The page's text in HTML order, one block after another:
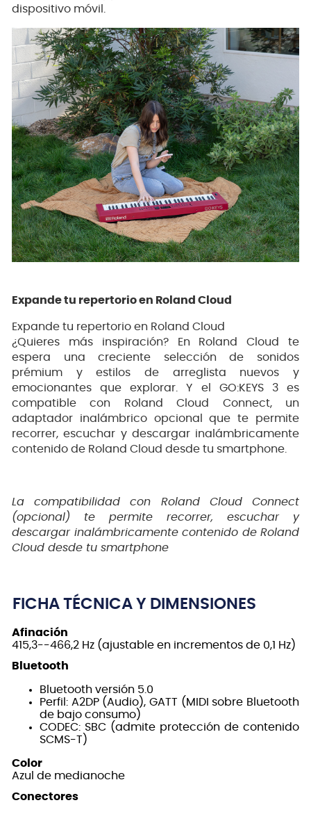
dispositivo móvil.
Expande tu repertorio en Roland Cloud
Expande tu repertorio en Roland Cloud
¿Quieres más inspiración? En Roland Cloud te
espera una creciente selección de sonidos
prémium y estilos de arreglista nuevos y
emocionantes que explorar. Y el GO:KEYS 3 es
compatible con Roland Cloud Connect, un
adaptador inalámbrico opcional que te permite
recorrer, escuchar y descargar inalámbricamente
contenido de Roland Cloud desde tu smartphone.
La compatibilidad con Roland Cloud Connect
(opcional) te permite recorrer, escuchar y
descargar inalámbricamente contenido de Roland
Cloud desde tu smartphone
FICHA TÉCNICA Y DIMENSIONES
Afinación
415,3--466,2 Hz (ajustable en incrementos de 0,1 Hz)
Bluetooth
Bluetooth versión 5.0
Perfil: A2DP (Audio), GATT (MIDI sobre Bluetooth
de bajo consumo)
CODEC: SBC (admite protección de contenido
SCMS-T)
Color
Azul de medianoche
Conectores